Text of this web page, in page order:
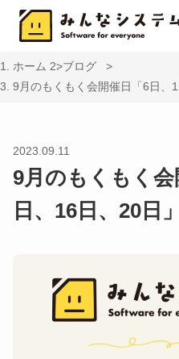
ホーム
ブログ
9月のもくもく会開催日「6日、
2023.09.11
9月のもくもく
日、16日、20日」